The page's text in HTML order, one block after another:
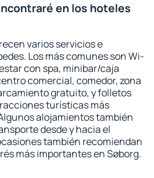
en los hoteles
varios servicios e
Los más comunes son Wi-
con spa, minibar/caja
comercial, comedor, zona
gratuito, y folletos
turísticas más
alojamientos también
desde y hacia el
también recomiendan
más importantes en Søborg.